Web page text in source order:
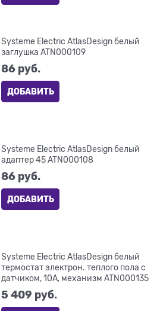
Systeme Electric AtlasDesign белый
заглушка ATN000109
86 руб.
ДОБАВИТЬ
Systeme Electric AtlasDesign белый
адаптер 45 ATN000108
86 руб.
ДОБАВИТЬ
Systeme Electric AtlasDesign белый
термостат электрон. теплого пола с
датчиком, 10A, механизм ATN000135
5 409 руб.